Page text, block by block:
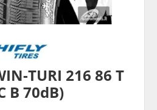
TURI 216 86 T
B 70dB)